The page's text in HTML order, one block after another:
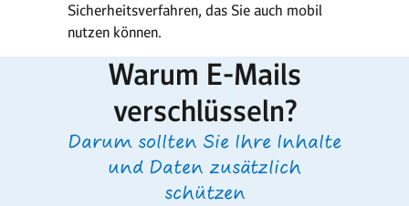
Sicherheitsverfahren, das Sie auch mobil
nutzen können.
Warum E-Mails
verschlüsseln?
Darum sollten Sie Ihre Inhalte
und Daten zusätzlich
schützen